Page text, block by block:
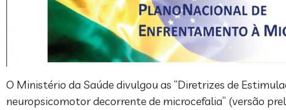
O Ministério da Saúde divulgou as “Diretrizes de
neuropsicomotor decorrente de microcefalia” (versão